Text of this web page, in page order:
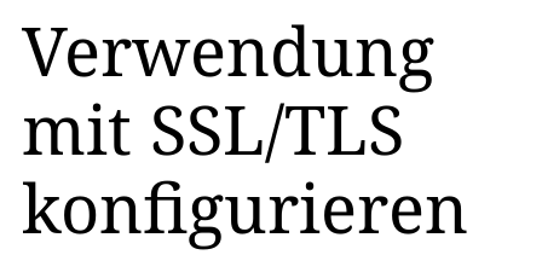
Verwendung
mit SSL/TLS
konfigurieren